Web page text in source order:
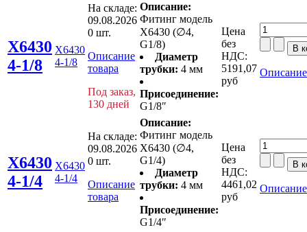
X6430
4-1/8
X6430
4-1/8
На складе:
09.08.2026
0 шт.
Описание
товара
Под заказ,
130 дней
Описание:
Фитинг модель
X6430 (∅4,
G1/8)
Диаметр
трубки: 4 мм
Присоединение:
G1/8″
Цена
без
НДС:
5191,07
руб
Описание
X6430
4-1/4
X6430
4-1/4
На складе:
09.08.2026
0 шт.
Описание
товара
Описание:
Фитинг модель
X6430 (∅4,
G1/4)
Диаметр
трубки: 4 мм
Присоединение:
G1/4″
Цена
без
НДС:
4461,02
руб
Описание